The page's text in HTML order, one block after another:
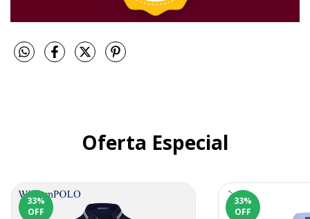
Oferta Especial
33%
OFF
33%
OFF